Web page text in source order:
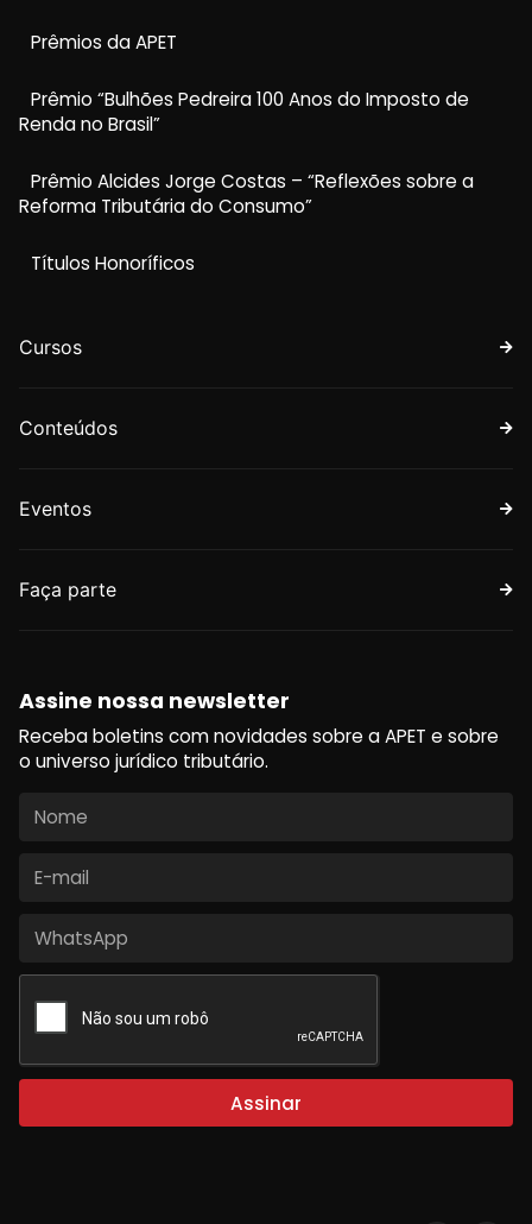
Prêmios da APET
Prêmio “Bulhões Pedreira 100 Anos do Imposto de
Renda no Brasil”
Prêmio Alcides Jorge Costas – “Reflexões sobre a
Reforma Tributária do Consumo”
Títulos Honoríficos
Cursos
Conteúdos
Eventos
Faça parte
Assine nossa newsletter
Receba boletins com novidades sobre a APET e sobre
o universo jurídico tributário.
Assinar